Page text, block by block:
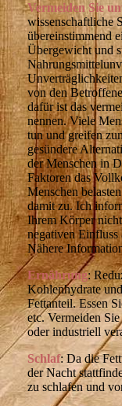
Vermeiden Sie
wissenschaftliche
übereinstimmend
Übergewicht und
von den
dafür ist das
nennen. Viele
tun und greifen
gesündere
der Menschen in
Faktoren das
Menschen
damit zu. Ich
Ihrem Körper
negativen
Nähere
Ernährung:
Kohlenhydrate
Fettanteil. Essen
etc. Vermeiden
oder industriell
Schlaf: Da die
der Nacht
zu schlafen und